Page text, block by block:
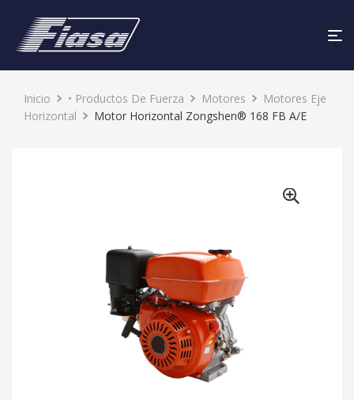
Inicio • Productos De Fuerza Motores
Motores Eje
Horizontal
Motor Horizontal Zongshen® 168 FB A/E